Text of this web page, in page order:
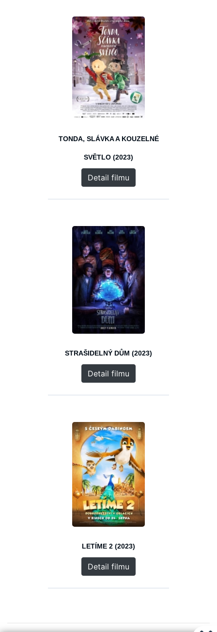
TONDA, SLÁVKA A KOUZELNÉ
SVĚTLO (2023)
Detail filmu
STRAŠIDELNÝ DŮM (2023)
Detail filmu
LETÍME 2 (2023)
Detail filmu